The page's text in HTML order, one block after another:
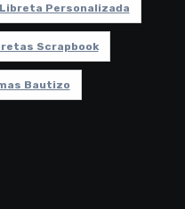
Libreta Personalizada
Scrapbook
Bautizo